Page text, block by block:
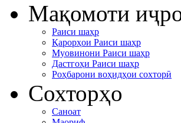
Мақомоти
Раиси шаҳр
Қарорҳои Раиси шаҳр
Муовинони Раиси шаҳр
Дастгоҳи Раиси шаҳр
Роҳбарони воҳидҳои сохторӣ
Сохторҳо
Саноат